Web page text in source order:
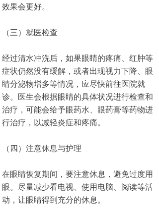
效果会更好。
（三）就医检查
经过清水冲洗后，如果眼睛的疼痛、红肿等
症状仍然没有缓解，或者出现视力下降、眼
睛分泌物增多等情况，应尽快前往医院就
诊。医生会根据眼睛的具体状况进行检查和
治疗，可能会给予眼药水、眼药膏等药物进
行治疗，以减轻炎症和疼痛。
（四）注意休息与护理
在眼睛恢复期间，要注意休息，避免过度用
眼。尽量减少看电视、使用电脑、阅读等活
动，让眼睛得到充分的休息。